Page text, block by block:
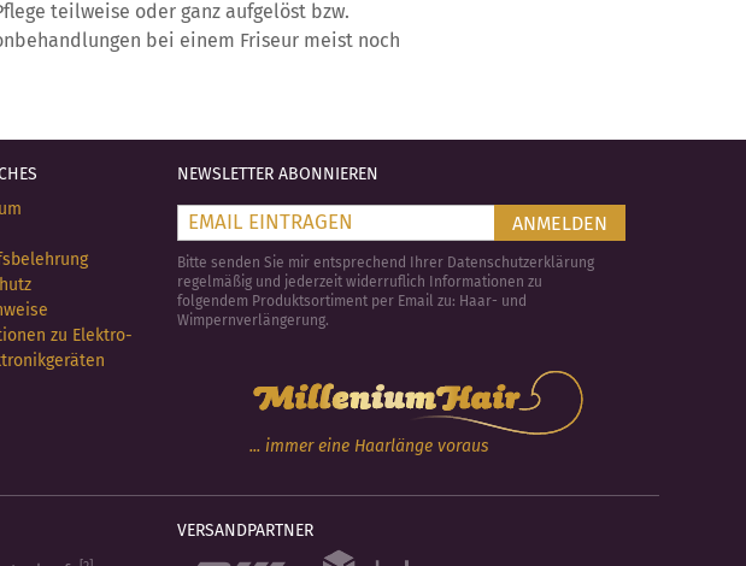
teilweise oder ganz aufgelöst bzw.
bei einem Friseur meist noch
zu Elektro-
NEWSLETTER ABONNIEREN
ANMELDEN
Bitte senden Sie mir entsprechend Ihrer Datenschutzerklärung
regelmäßig und jederzeit widerruflich Informationen zu
folgendem Produktsortiment per Email zu: Haar- und
Wimpernverlängerung.
... immer eine Haarlänge voraus
VERSANDPARTNER